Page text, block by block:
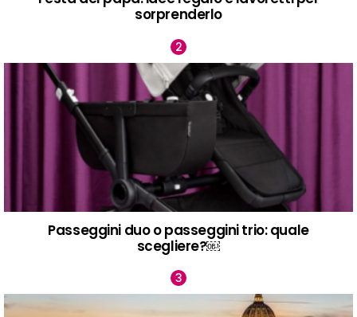
sorprenderlo
Passeggini duo o passeggini trio: quale
scegliere?￼